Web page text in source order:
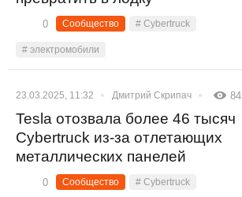
0 Сообщество # Cybertruck
# электромобили
23.03.2025, 11:32 Дмитрий Скрипач 84
Tesla отозвала более 46 тысяч
Cybertruck из-за отлетающих
металлических панелей
0 Сообщество # Cybertruck